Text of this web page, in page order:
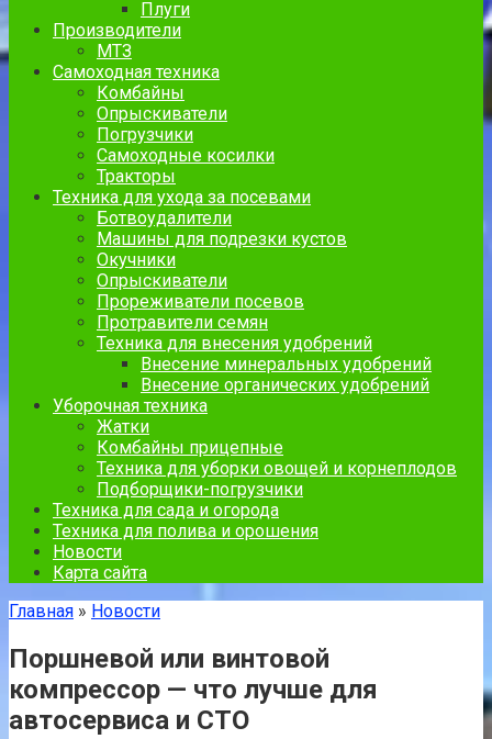
Плуги
Производители
МТЗ
Самоходная техника
Комбайны
Опрыскиватели
Погрузчики
Самоходные косилки
Тракторы
Техника для ухода за посевами
Ботвоудалители
Машины для подрезки кустов
Окучники
Опрыскиватели
Прореживатели посевов
Протравители семян
Техника для внесения удобрений
Внесение минеральных удобрений
Внесение органических удобрений
Уборочная техника
Жатки
Комбайны прицепные
Техника для уборки овощей и корнеплодов
Подборщики-погрузчики
Техника для сада и огорода
Техника для полива и орошения
Новости
Карта сайта
Главная » Новости
Поршневой или винтовой
компрессор — что лучше для
автосервиса и СТО